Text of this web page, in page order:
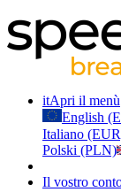
itApri il menù
English
Italiano
Polski (PLN)
Il vostro